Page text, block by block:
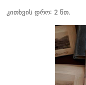
კითხვის დრო: 2 წთ.